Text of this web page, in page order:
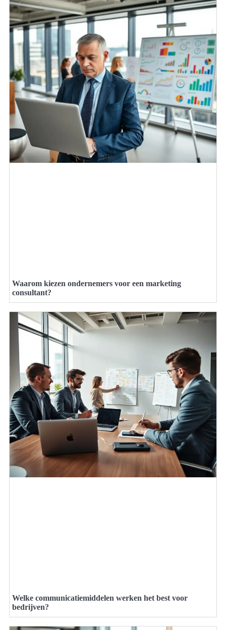
Waarom kiezen ondernemers voor een marketing
consultant?
Welke communicatiemiddelen werken het best voor
bedrijven?